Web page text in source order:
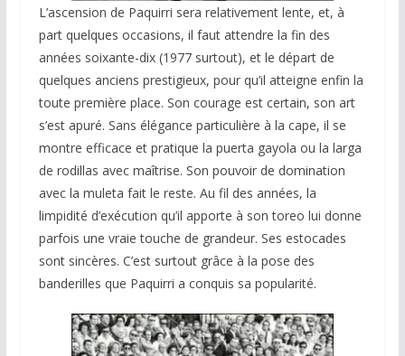
L’ascension de Paquirri sera relativement lente, et, à
part quelques occasions, il faut attendre la fin des
années soixante-dix (1977 surtout), et le départ de
quelques anciens prestigieux, pour qu’il atteigne enfin la
toute première place. Son courage est certain, son art
s’est apuré. Sans élégance particulière à la cape, il se
montre efficace et pratique la puerta gayola ou la larga
de rodillas avec maîtrise. Son pouvoir de domination
avec la muleta fait le reste. Au fil des années, la
limpidité d’exécution qu’il apporte à son toreo lui donne
parfois une vraie touche de grandeur. Ses estocades
sont sincères. C’est surtout grâce à la pose des
banderilles que Paquirri a conquis sa popularité.